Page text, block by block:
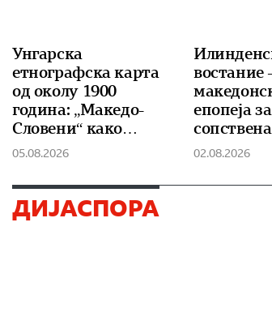
Унгарска
етнографска карта
од околу 1900
година: „Македо-
Словени“ како
посебна
категорија
05.08.2026
востание
епопеја
02.08.2026
ДИЈАСПОРА